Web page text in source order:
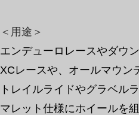
​＜用途＞
エンデューロレースやダウ
XCレースや、オールマウン
トレイルライドやグラベル
マレット仕様にホイールを